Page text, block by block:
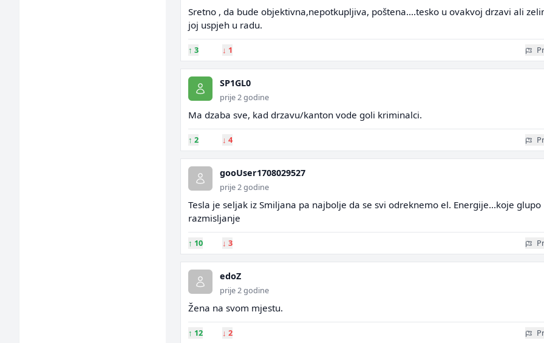
Sretno , da bude objektivna,nepotkupljiva, poštena....tesko u ovakvoj drzavi ali
joj uspjeh u radu.
↑ 3 ↓ 1
SP1GL0
prije 2 godine
Ma dzaba sve, kad drzavu/kanton vode goli kriminalci.
↑ 2 ↓ 4
gooUser1708029527
prije 2 godine
Tesla je seljak iz Smiljana pa najbolje da se svi odreknemo el. Energije...koje glupo
razmisljanje
↑ 10 ↓ 3
edoZ
prije 2 godine
Žena na svom mjestu.
↑ 12 ↓ 2